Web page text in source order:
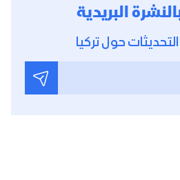
البريدية
حول تركيا